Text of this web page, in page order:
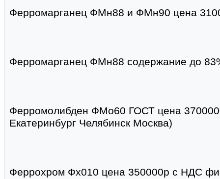
Ферромарганец ФМн88 и ФМн90 цена
Ферромарганец ФМн88 содержание до
Ферромолибден ФМо60 ГОСТ цена
Екатеринбург Челябинск Москва)
Феррохром Фх010 цена 350000р с НДС